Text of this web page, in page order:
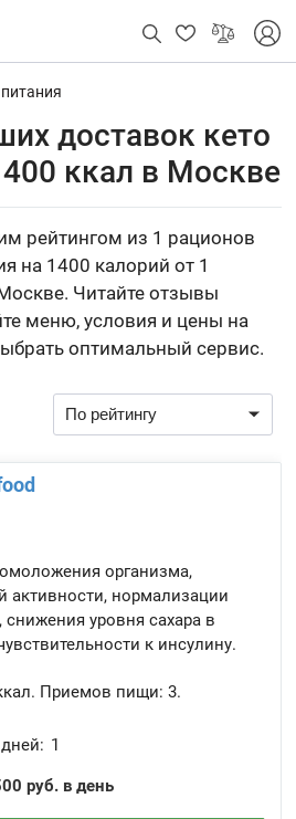
доставок кето
ккал в Москве
рейтингом из 1 рационов
на 1400 калорий от 1
Читайте отзывы
меню, условия и цены на
оптимальный сервис.
организма,
нормализации
уровня сахара в
к инсулину.
Приемов пищи: 3.
1
руб. в день